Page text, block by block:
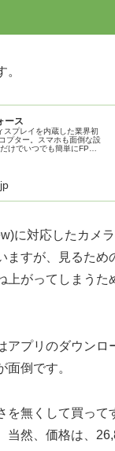
ース
プレイを内蔵した業界初
プター。スマホも面倒な設
けでいつでも簡単にFPV
に対応したカメ
ますが、見るため
上がってしまうた
アプリのダウンロ
面倒です。
を無くして買って
当然、価格は、